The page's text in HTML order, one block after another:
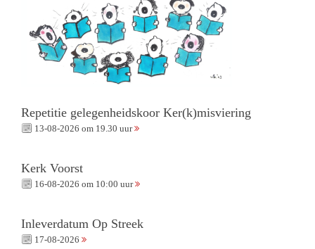
Repetitie gelegenheidskoor Ker(k)misviering
13-08-2026 om 19.30 uur
Kerk Voorst
16-08-2026 om 10:00 uur
Inleverdatum Op Streek
17-08-2026